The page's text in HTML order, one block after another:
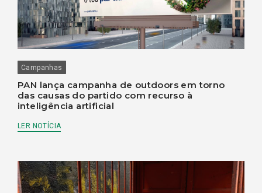
Campanhas
PAN lança campanha de outdoors em torno
das causas do partido com recurso à
inteligência artificial
LER NOTÍCIA